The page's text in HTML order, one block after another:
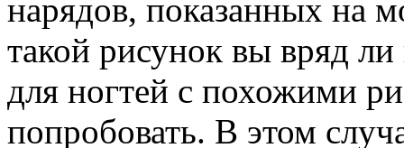
нарядов, показанных на
такой рисунок вы вряд
для ногтей с похожими
попробовать. В этом